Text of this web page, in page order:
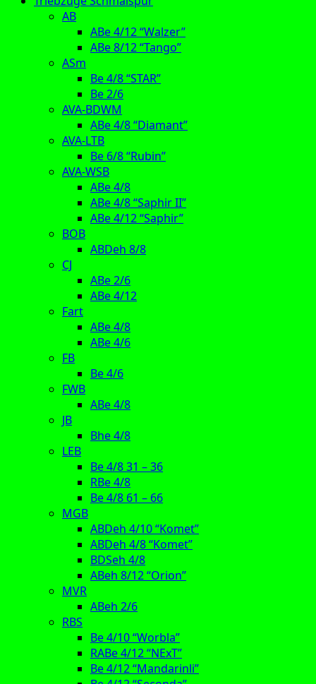
AB
ABe 4/12 “Walzer”
ABe 8/12 “Tango”
ASm
Be 4/8 “STAR”
Be 2/6
AVA-BDWM
ABe 4/8 “Diamant”
AVA-LTB
Be 6/8 “Rubin”
AVA-WSB
ABe 4/8
ABe 4/8 “Saphir II”
ABe 4/12 “Saphir”
BOB
ABDeh 8/8
CJ
ABe 2/6
ABe 4/12
Fart
ABe 4/8
ABe 4/6
FB
Be 4/6
FWB
ABe 4/8
JB
Bhe 4/8
LEB
Be 4/8 31 – 36
RBe 4/8
Be 4/8 61 – 66
MGB
ABDeh 4/10 “Komet”
ABDeh 4/8 “Komet”
BDSeh 4/8
ABeh 8/12 “Orion”
MVR
ABeh 2/6
RBS
Be 4/10 “Worbla”
RABe 4/12 “NExT”
Be 4/12 “Mandarinli”